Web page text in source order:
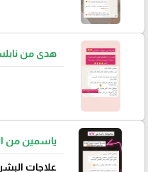
هدى من
ياسمين من
علاجات